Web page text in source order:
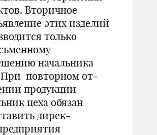
Вторичное
этих изделий
только
начальника
При повторном от­
продукции
цеха обязан
дирек­